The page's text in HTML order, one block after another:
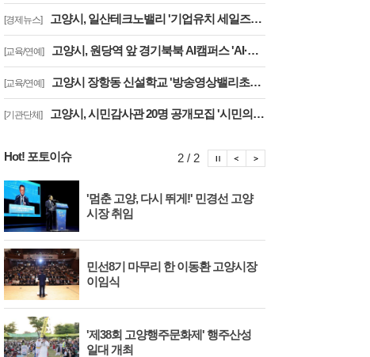
[경제뉴스] 고양시, 일산테크노밸리 '기업유치 세일즈戰' 주요 기업에 고양시장 명의 투자 제안
[교육/연예] 고양시, 원당역 앞 경기북북 AI캠퍼스 'AI·디지털 배움터 체험존' 12월까지 운영
[교육/연예] 고양시 장항동 신설학교 '방송영상밸리초교' 교육부 심사 통과··2030년 개교
[기관단체] 고양시, 시민감사관 20명 공개모집 '시민의 시각·전문성으로 감사행정 제고'
Hot! 포토이슈
'멈춘 고양, 다시 뛰게!' 민경선 고양
시장 취임
민선8기 마무리 한 이동환 고양시장
이임식
'제38회 고양행주문화제' 행주산성
일대 개최
2 / 2 포토이슈 이전보기
포토이슈 정지